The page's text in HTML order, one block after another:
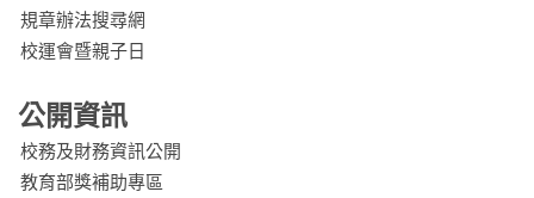
規章辦法搜尋網
校運會暨親子日
公開資訊
校務及財務資訊公開
教育部獎補助專區